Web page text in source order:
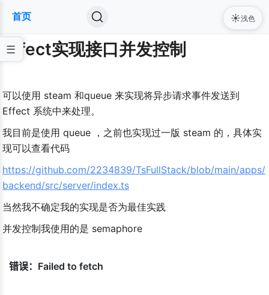
首页
Effect实现接口并发控制
可以使用 steam 和queue 来实现将异步请求事件发送到
Effect 系统中来处理。
我目前是使用 queue ，之前也实现过一版 steam 的，具体实
现可以查看代码
https://github.com/2234839/TsFullStack/blob/main/apps/
backend/src/server/index.ts
当然我不确定我的实现是否为最佳实践
并发控制我使用的是 semaphore
☀️浅色